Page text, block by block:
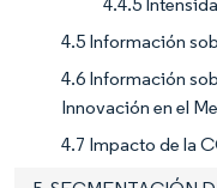
4.5 Información
4.6 Información
Innovación en el
4.7 Impacto de la